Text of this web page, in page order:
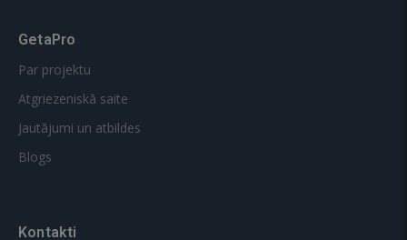
GetaPro
Par projektu
Atgriezeniskā saite
Jautājumi un atbildes
Blogs
Kontakti